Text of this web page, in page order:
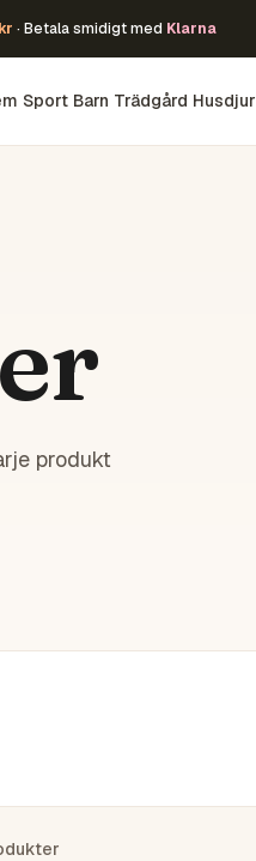
· Betala smidigt med Klarna
Sport Barn Trädgård Husdjur
produkt